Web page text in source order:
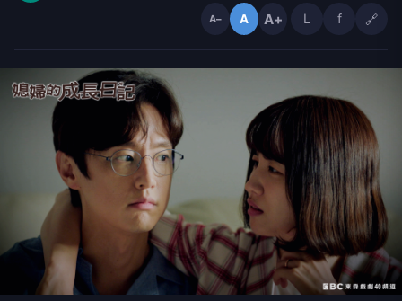
A− A A+ L f 🔗